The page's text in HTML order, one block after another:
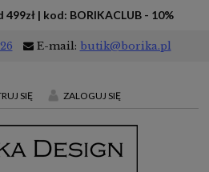
| kod: BORIKACLUB - 10%
E-mail: butik@borika.pl
SIĘ ZALOGUJ SIĘ